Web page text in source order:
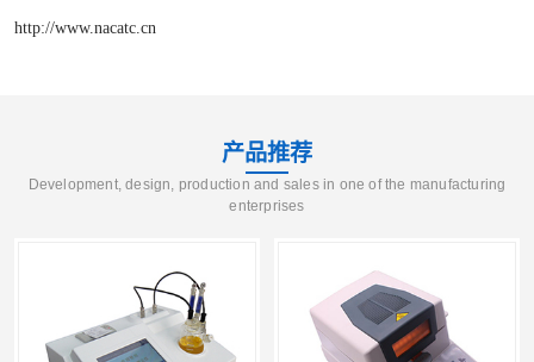
http://www.nacatc.cn
产品推荐
Development, design, production and sales in one of the manufacturing
enterprises